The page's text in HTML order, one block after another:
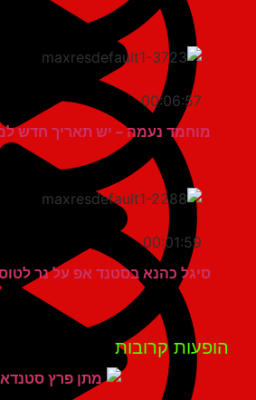
00:06:57
מוחמד נעמה – יש תאריך חדש למלחמה
00:01:59
סיגל כהנא בסטנד אפ על נר לטוסיק
קרובות